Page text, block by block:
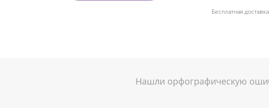
Бесплатная
Нашли орфографическую